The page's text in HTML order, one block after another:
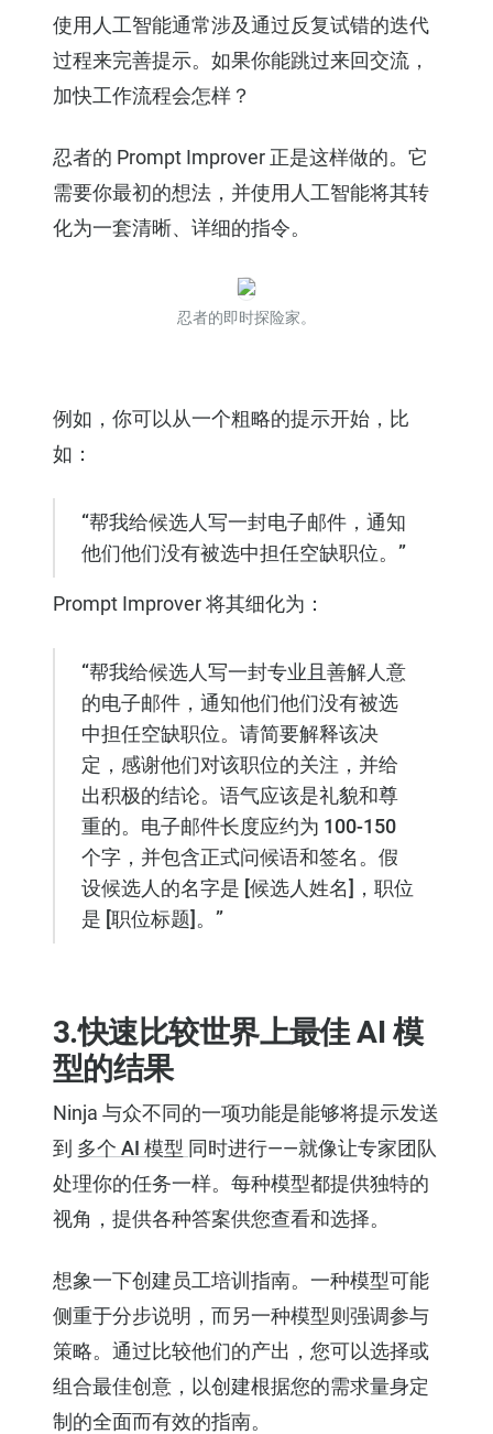
使用人工智能通常涉及通过反复试错的迭代
过程来完善提示。如果你能跳过来回交流，
加快工作流程会怎样？
忍者的 Prompt Improver 正是这样做的。它
需要你最初的想法，并使用人工智能将其转
化为一套清晰、详细的指令。
忍者的即时探险家。
例如，你可以从一个粗略的提示开始，比
如：
“帮我给候选人写一封电子邮件，通知
他们他们没有被选中担任空缺职位。”
Prompt Improver 将其细化为：
“帮我给候选人写一封专业且善解人意
的电子邮件，通知他们他们没有被选
中担任空缺职位。请简要解释该决
定，感谢他们对该职位的关注，并给
出积极的结论。语气应该是礼貌和尊
重的。电子邮件长度应约为 100-150
个字，并包含正式问候语和签名。假
设候选人的名字是 [候选人姓名]，职位
是 [职位标题]。”
3.快速比较世界上最佳 AI 模
型的结果
Ninja 与众不同的一项功能是能够将提示发送
到 多个 AI 模型 同时进行——就像让专家团队
处理你的任务一样。每种模型都提供独特的
视角，提供各种答案供您查看和选择。
想象一下创建员工培训指南。一种模型可能
侧重于分步说明，而另一种模型则强调参与
策略。通过比较他们的产出，您可以选择或
组合最佳创意，以创建根据您的需求量身定
制的全面而有效的指南。